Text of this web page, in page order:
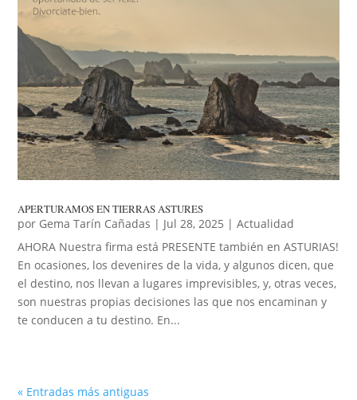
APERTURAMOS EN TIERRAS ASTURES
por Gema Tarín Cañadas | Jul 28, 2025 |Actualidad
AHORA Nuestra firma está PRESENTE también en ASTURIAS!
En ocasiones, los devenires de la vida, y algunos dicen, que
el destino, nos llevan a lugares imprevisibles, y, otras veces,
son nuestras propias decisiones las que nos encaminan y
te conducen a tu destino. En...
« Entradas más antiguas